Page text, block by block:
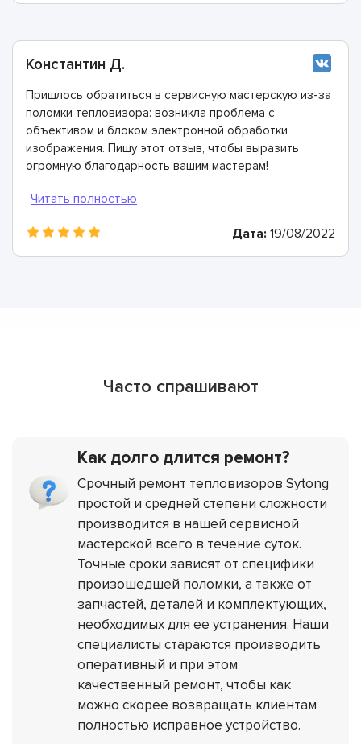
Константин Д.
Пришлось обратиться в сервисную мастерскую из-за
поломки тепловизора: возникла проблема с
объективом и блоком электронной обработки
изображения. Пишу этот отзыв, чтобы выразить
огромную благодарность вашим мастерам!
Дата: 19/08/2022
Часто спрашивают
Как долго длится ремонт?
Срочный ремонт тепловизоров Sytong
простой и средней степени сложности
производится в нашей сервисной
мастерской всего в течение суток.
Точные сроки зависят от специфики
произошедшей поломки, а также от
запчастей, деталей и комплектующих,
необходимых для ее устранения. Наши
специалисты стараются производить
оперативный и при этом
качественный ремонт, чтобы как
можно скорее возвращать клиентам
полностью исправное устройство.